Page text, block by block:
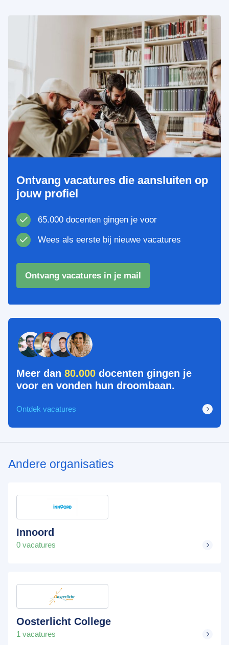
Ontvang vacatures die aansluiten op
jouw profiel
65.000 docenten gingen je voor
Wees als eerste bij nieuwe vacatures
Ontvang vacatures in je mail
Meer dan 80.000 docenten gingen je
voor en vonden hun droombaan.
Ontdek vacatures
Andere organisaties
Innoord
0 vacatures
Oosterlicht College
1 vacatures